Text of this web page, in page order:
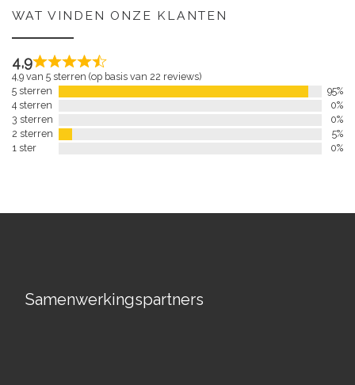
WAT VINDEN ONZE KLANTEN
4,9
4,9 van 5 sterren (op basis van 22 reviews)
5 sterren
95%
4 sterren
0%
3 sterren
0%
2 sterren
5%
1 ster
0%
Samenwerkingspartners